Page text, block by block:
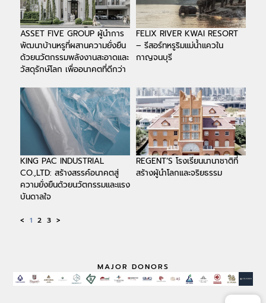
ASSET FIVE GROUP ผู้นำการ
พัฒนาบ้านหรูที่ผสานความยั่งยืน
ด้วยนวัตกรรมพลังงานสะอาดและ
วัสดุรักษ์โลก เพื่ออนาคตที่ดีกว่า
FELIX RIVER KWAI RESORT
– รีสอร์ทหรูริมแม่น้ำแควใน
กาญจนบุรี
KING PAC INDUSTRIAL
CO.,LTD: สร้างสรรค์อนาคตสู่
ความยั่งยืนด้วยนวัตกรรมและแรง
บันดาลใจ
REGENT’S โรงเรียนนานาชาติที่
สร้างผู้นำโลกและจริยธรรม
< 1 2 3 >
MAJOR DONORS